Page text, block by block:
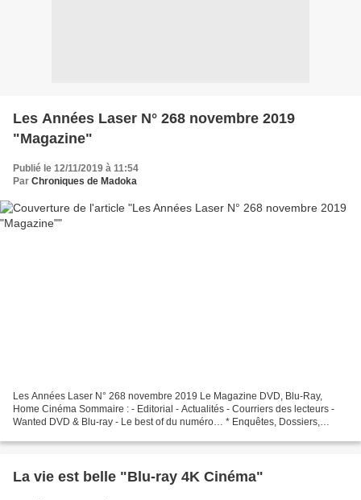
Les Années Laser N° 268 novembre 2019
"Magazine"
Publié le 12/11/2019 à 11:54
Par Chroniques de Madoka
Les Années Laser N° 268 novembre 2019 Le Magazine DVD, Blu-Ray,
Home Cinéma Sommaire : - Editorial - Actualités - Courriers des lecteurs -
Wanted DVD & Blu-ray - Le best of du numéro… * Enquêtes, Dossiers,
La vie est belle "Blu-ray 4K Cinéma"